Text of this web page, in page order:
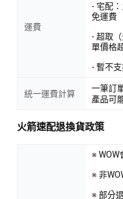
運費
- 宅配
免運費
- 超取
單價格
- 暫不
統一運費計算
一筆訂
產品可
火箭速配退換貨政策
※ WOW
※ 非
※ 部分